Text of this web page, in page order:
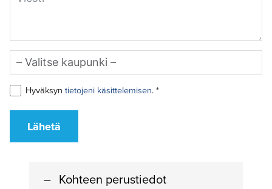
Hyväksyn tietojeni käsittelemisen. *
Lähetä
Kohteen perustiedot